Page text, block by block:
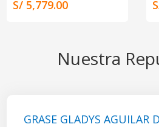
S/ 5,779.00
Nuestra
GRASE GLADYS AGUILAR